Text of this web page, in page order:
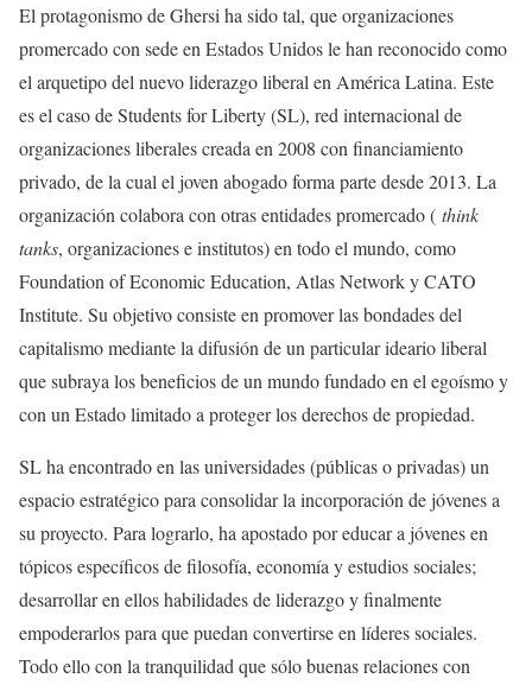
El protagonismo de Ghersi ha sido tal, que organizaciones
promercado con sede en Estados Unidos le han reconocido como
el arquetipo del nuevo liderazgo liberal en América Latina. Este
es el caso de Students for Liberty (SL), red internacional de
organizaciones liberales creada en 2008 con financiamiento
privado, de la cual el joven abogado forma parte desde 2013. La
organización colabora con otras entidades promercado ( think
tanks, organizaciones e institutos) en todo el mundo, como
Foundation of Economic Education, Atlas Network y CATO
Institute. Su objetivo consiste en promover las bondades del
capitalismo mediante la difusión de un particular ideario liberal
que subraya los beneficios de un mundo fundado en el egoísmo y
con un Estado limitado a proteger los derechos de propiedad.
SL ha encontrado en las universidades (públicas o privadas) un
espacio estratégico para consolidar la incorporación de jóvenes a
su proyecto. Para lograrlo, ha apostado por educar a jóvenes en
tópicos específicos de filosofía, economía y estudios sociales;
desarrollar en ellos habilidades de liderazgo y finalmente
empoderarlos para que puedan convertirse en líderes sociales.
Todo ello con la tranquilidad que sólo buenas relaciones con